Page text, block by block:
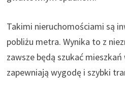
Takimi nieruchomościami są
pobliżu metra. Wynika to z
zawsze będą szukać
zapewniają wygodę i szybki